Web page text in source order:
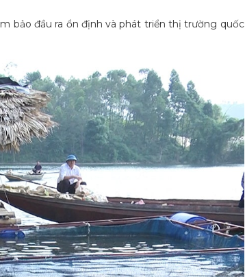
bảo đầu ra ổn định và phát triển thị trường quốc